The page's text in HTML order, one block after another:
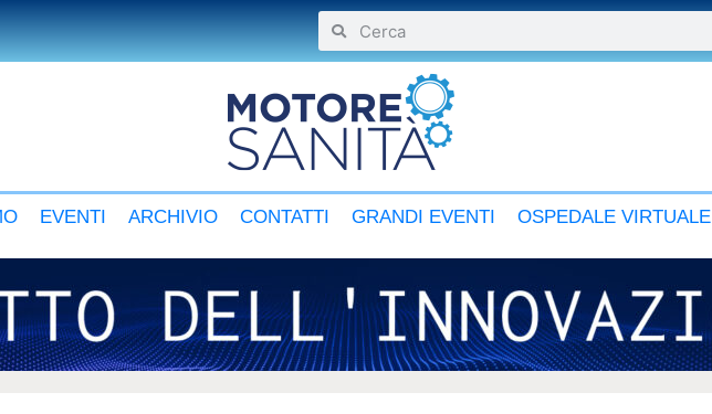
EVENTI ARCHIVIO CONTATTI GRANDI EVENTI OSPEDALE VIRTUALE